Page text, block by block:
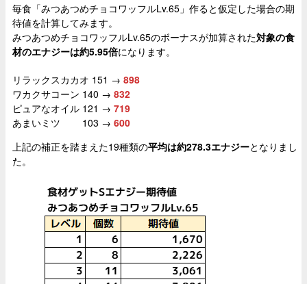
毎食「みつあつめチョコワッフルLv.65」作ると仮定した場合の期
待値を計算してみます。
みつあつめチョコワッフルLv.65のボーナスが加算された対象の食
材のエナジーは約5.95倍になります。
リラックスカカオ 151 → 898
ワカクサコーン 140 → 832
ピュアなオイル 121 → 719
あまいミツ 103 → 600
上記の補正を踏まえた19種類の平均は約278.3エナジーとなりまし
た。